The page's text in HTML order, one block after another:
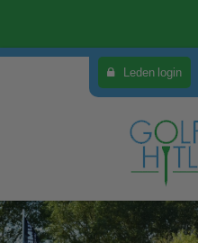
Leden login